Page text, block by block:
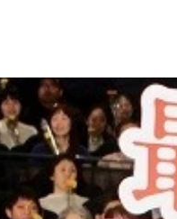
フォーエバー』 11月